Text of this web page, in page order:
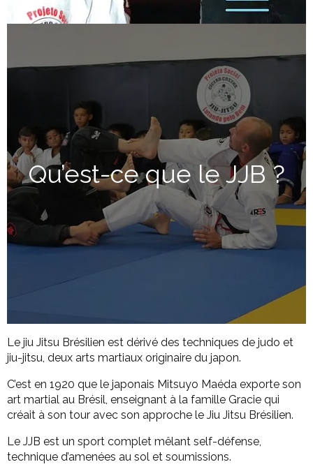
Qu’est-ce que le JJB ?
Le jiu Jitsu Brésilien est dérivé des techniques de judo et
jiu-jitsu, deux arts martiaux originaire du japon.
C’est en 1920 que le japonais Mitsuyo Maéda exporte son
art martial au Brésil, enseignant à la famille Gracie qui
créait à son tour avec son approche le Jiu Jitsu Brésilien.
Le JJB est un sport complet mêlant self-défense,
technique d’amenées au sol et soumissions.